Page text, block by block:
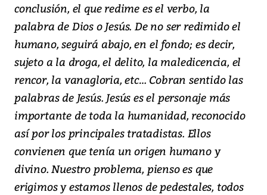
conclusión, el que redime es el verbo, la
palabra de Dios o Jesús. De no ser redimido el
humano, seguirá abajo, en el fondo; es decir,
sujeto a la droga, el delito, la maledicencia, el
rencor, la vanagloria, etc… Cobran sentido las
palabras de Jesús. Jesús es el personaje más
importante de toda la humanidad, reconocido
así por los principales tratadistas. Ellos
convienen que tenía un origen humano y
divino. Nuestro problema, pienso es que
erigimos y estamos llenos de pedestales, todos